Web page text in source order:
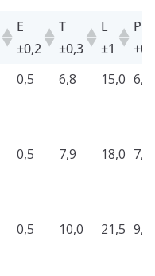
E
±0,2
T
±0,3
L
±1
P
E
T
L
P
0,5 6,8 15,0 6,0
0,5 7,9 18,0 7,0
0,5 10,0 21,5 9,0